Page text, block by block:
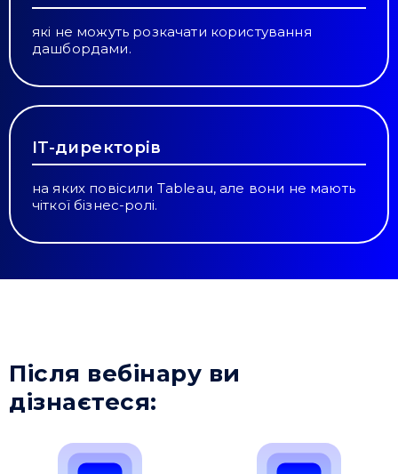
які не можуть розкачати користування
дашбордами.
IT-директорів
на яких повісили Tableau, але вони не мають
чіткої бізнес-ролі.
Після вебінару ви
дізнаєтеся: